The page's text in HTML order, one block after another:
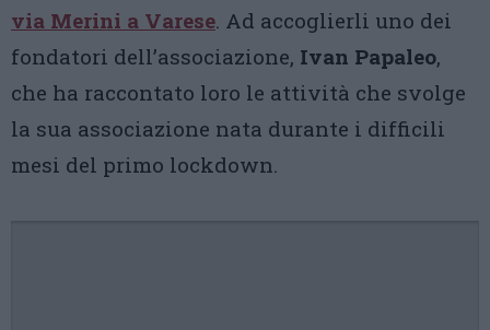
via Merini a Varese. Ad accoglierli uno dei
fondatori dell’associazione, Ivan Papaleo,
che ha raccontato loro le attività che svolge
la sua associazione nata durante i difficili
mesi del primo lockdown.